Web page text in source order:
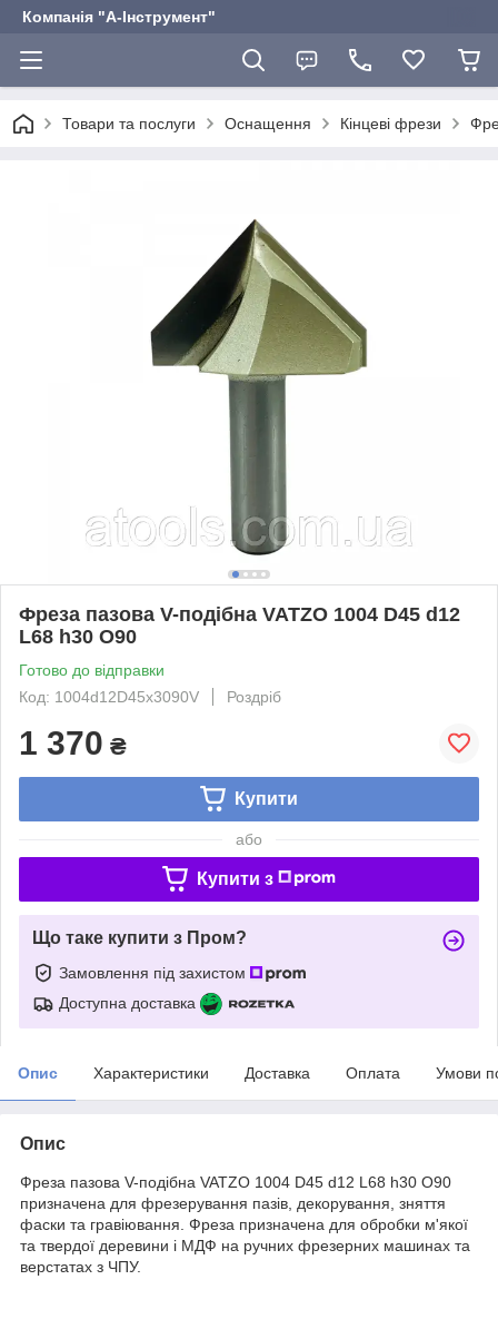
Компанія "А-Інструмент"
Товари та послуги Оснащення Кінцеві фрези
Фреза пазова V-подібна VATZO 1004 D45 d12
L68 h30 O90
Готово до відправки
Код: 1004d12D45x3090V
Роздріб
1 370 ₴
Купити
або
Купити з
Що таке купити з Пром?
Замовлення під захистом
Доступна доставка
Опис Характеристики Доставка Оплата Умови
Опис
Фреза пазова V-подібна VATZO 1004 D45 d12 L68 h30 O90
призначена для фрезерування пазів, декорування, зняття
фаски та гравіювання. Фреза призначена для обробки м'якої
та твердої деревини і МДФ на ручних фрезерних машинах та
верстатах з ЧПУ.